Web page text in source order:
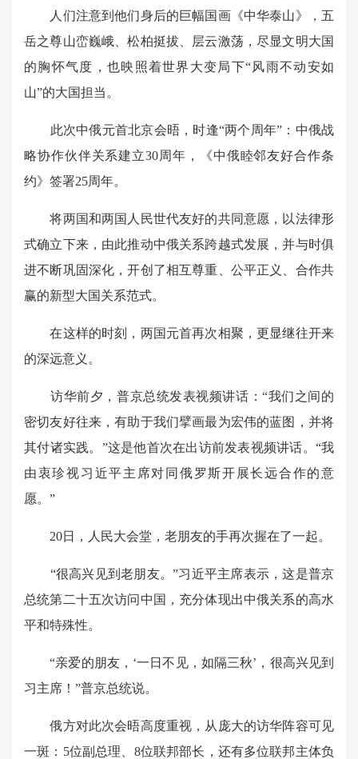
人们注意到他们身后的巨幅国画《中华泰山》，五
岳之尊山峦巍峨、松柏挺拔、层云激荡，尽显文明大国
的胸怀气度，也映照着世界大变局下“风雨不动安如
山”的大国担当。
此次中俄元首北京会晤，时逢“两个周年”：中俄战
略协作伙伴关系建立30周年，《中俄睦邻友好合作条
约》签署25周年。
将两国和两国人民世代友好的共同意愿，以法律形
式确立下来，由此推动中俄关系跨越式发展，并与时俱
进不断巩固深化，开创了相互尊重、公平正义、合作共
赢的新型大国关系范式。
在这样的时刻，两国元首再次相聚，更显继往开来
的深远意义。
访华前夕，普京总统发表视频讲话：“我们之间的
密切友好往来，有助于我们擘画最为宏伟的蓝图，并将
其付诸实践。”这是他首次在出访前发表视频讲话。“我
由衷珍视习近平主席对同俄罗斯开展长远合作的意
愿。”
20日，人民大会堂，老朋友的手再次握在了一起。
“很高兴见到老朋友。”习近平主席表示，这是普京
总统第二十五次访问中国，充分体现出中俄关系的高水
平和特殊性。
“亲爱的朋友，‘一日不见，如隔三秋’，很高兴见到
习主席 ！”普京总统说。
俄方对此次会晤高度重视，从庞大的访华阵容可见
一斑：5位副总理、8位联邦部长，还有多位联邦主体负